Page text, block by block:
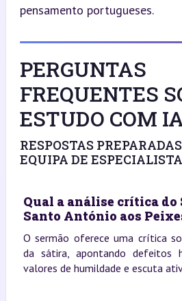
pensamento portugueses.
PERGUNTAS
FREQUENTES
ESTUDO COM
RESPOSTAS
EQUIPA DE
Qual a análise crítica do
Santo António aos
O sermão oferece uma crítica
da sátira, apontando defeitos
valores de humildade e escuta